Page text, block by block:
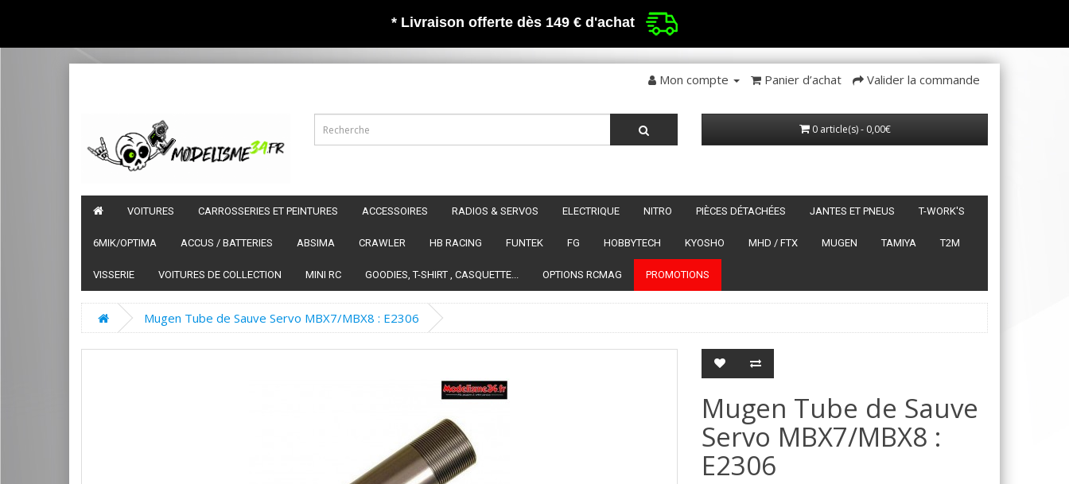
* Livraison offerte dès 149 € d'achat
Mon compte Panier d’achat Valider la commande
0 article(s) - 0,00€
VOITURES CARROSSERIES ET PEINTURES ACCESSOIRES RADIOS & SERVOS ELECTRIQUE NITRO PIÈCES DÉTACHÉES JANTES ET PNEUS T-WORK'S
6MIK/OPTIMA ACCUS / BATTERIES ABSIMA CRAWLER HB RACING FUNTEK FG HOBBYTECH KYOSHO MHD / FTX MUGEN TAMIYA T2M
VISSERIE VOITURES DE COLLECTION MINI RC GOODIES, T-SHIRT , CASQUETTE... OPTIONS RCMAG PROMOTIONS
Mugen Tube de Sauve Servo MBX7/MBX8 : E2306
Mugen Tube de Sauve
Servo MBX7/MBX8 :
E2306